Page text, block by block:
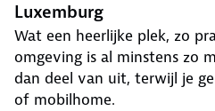
Luxemburg
Wat een heerlijke plek, zo
omgeving is al minstens zo
dan deel van uit, terwijl je
of mobilhome.